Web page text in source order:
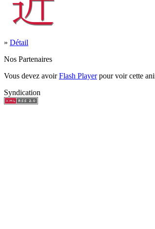
» Détail
Nos Partenaires
Vous devez avoirFlash Playerpour voir cette
Syndication